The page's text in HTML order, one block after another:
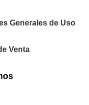
Generales de Uso
Venta